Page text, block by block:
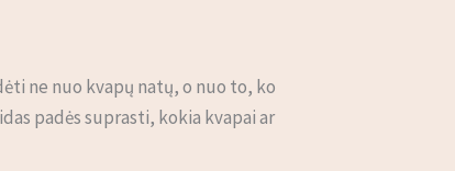
ne nuo kvapų natų, o nuo to, ko
padės suprasti, kokia kvapai ar